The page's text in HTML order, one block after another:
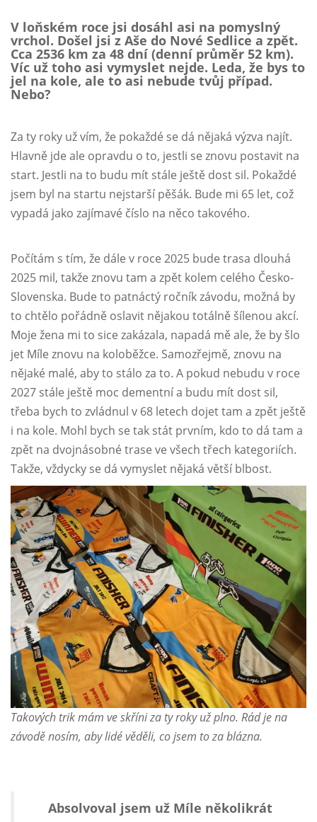
V loňském roce jsi dosáhl asi na pomyslný
vrchol. Došel jsi z Aše do Nové Sedlice a zpět.
Cca 2536 km za 48 dní (denní průměr 52 km).
Víc už toho asi vymyslet nejde. Leda, že bys to
jel na kole, ale to asi nebude tvůj případ.
Nebo?
Za ty roky už vím, že pokaždé se dá nějaká výzva najít.
Hlavně jde ale opravdu o to, jestli se znovu postavit na
start. Jestli na to budu mít stále ještě dost sil. Pokaždé
jsem byl na startu nejstarší pěšák. Bude mi 65 let, což
vypadá jako zajímavé číslo na něco takového.
Počítám s tím, že dále v roce 2025 bude trasa dlouhá
2025 mil, takže znovu tam a zpět kolem celého Česko-
Slovenska. Bude to patnáctý ročník závodu, možná by
to chtělo pořádně oslavit nějakou totálně šílenou akcí.
Moje žena mi to sice zakázala, napadá mě ale, že by šlo
jet Míle znovu na koloběžce. Samozřejmě, znovu na
nějaké malé, aby to stálo za to. A pokud nebudu v roce
2027 stále ještě moc dementní a budu mít dost sil,
třeba bych to zvládnul v 68 letech dojet tam a zpět ještě
i na kole. Mohl bych se tak stát prvním, kdo to dá tam a
zpět na dvojnásobné trase ve všech třech kategoriích.
Takže, vždycky se dá vymyslet nějaká větší blbost.
Takových trik mám ve skříni za ty roky už plno. Rád je na
závodě nosím, aby lidé věděli, co jsem to za blázna.
Absolvoval jsem už Míle několikrát